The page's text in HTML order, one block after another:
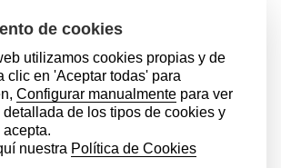
el regulador.
de la pieza como para el uso
es fundamental instalarlo en
establepara evitar accidentes.
desde Anakel Home te
utilizar un paño seco y evitar los
Para prolongar su vida útil,